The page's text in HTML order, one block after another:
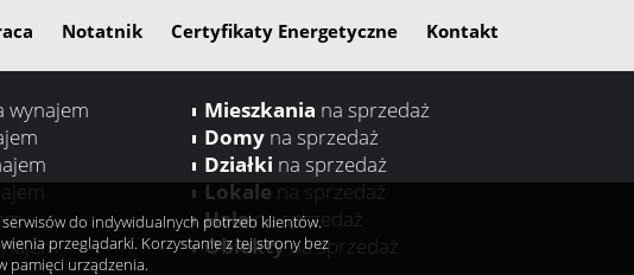
Notatnik Certyfikaty Energetyczne Kontakt
wynajem
Mieszkania na sprzedaż
Domy na sprzedaż
Działki na sprzedaż
Lokalena sprzedaż
Halena sprzedaż
Obiektyna sprzedaż
do indywidualnych potrzeb klientów.
przeglądarki. Korzystanie z tej strony bez
pamięci urządzenia.